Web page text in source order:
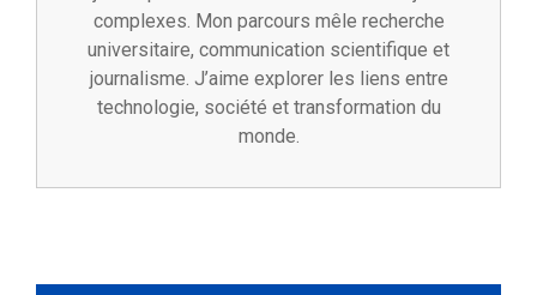
complexes. Mon parcours mêle recherche
universitaire, communication scientifique et
journalisme. J’aime explorer les liens entre
technologie, société et transformation du
monde.